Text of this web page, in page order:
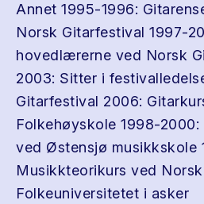
Annet 1995-1996:
Norsk Gitarfestival 1997-
hovedlærerne ved Norsk
2003: Sitter i
Gitarfestival 2006:
Folkehøyskole 1998-
ved Østensjø musikkskole
Musikkteorikurs ved
Folkeuniversitetet i asker